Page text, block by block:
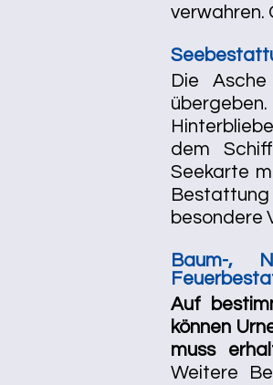
verwahren.
Die
dem
Seekarte
Bestattung
besondere
Baum-,
Auf
können
muss
Weitere